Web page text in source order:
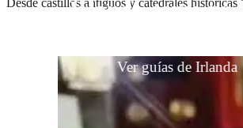
Irlanda como un
Ver guías de Irlanda
Desde castillos antiguos y catedrales